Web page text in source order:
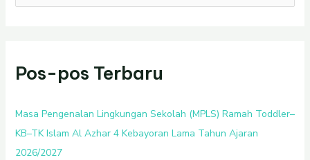
a
u
t
u
k
Pos-pos Terbaru
Masa Pengenalan Lingkungan Sekolah (MPLS) Ramah Toddler–
KB–TK Islam Al Azhar 4 Kebayoran Lama Tahun Ajaran
2026/2027